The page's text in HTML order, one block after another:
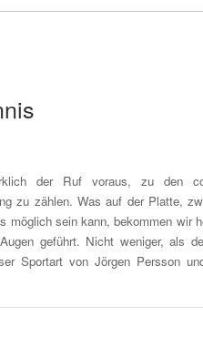
der Ruf voraus, zu den
zu zählen. Was auf der Platte,
möglich sein kann, bekommen wir
geführt. Nicht weniger, als
Sportart von Jörgen Persson